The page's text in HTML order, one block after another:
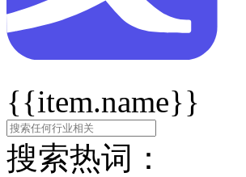
{{item.name}}
搜索热词：